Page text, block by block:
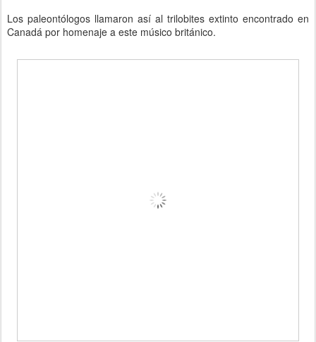
Los paleontólogos llamaron así al trilobites extinto encontrado en
Canadá por homenaje a este músico británico.